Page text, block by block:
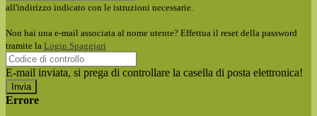
all'indirizzo indicato con le istruzioni necessarie.
Non hai una e-mail associata al nome utente? Effettua il reset della password
tramite la Login Spaggiari
E-mail inviata, si prega di controllare la casella di posta elettronica!
Errore